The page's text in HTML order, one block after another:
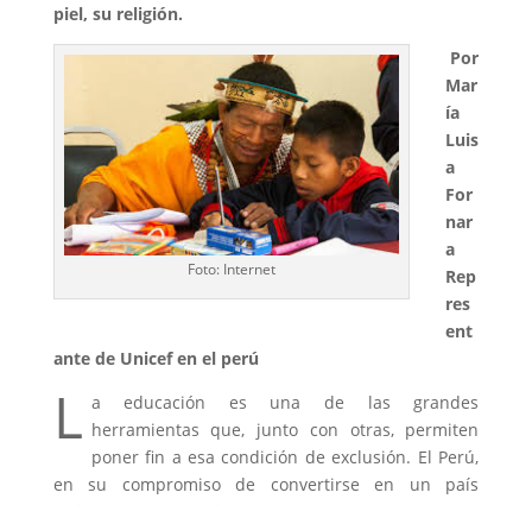
piel, su religión.
Foto: Internet
Por
Mar
ía
Luis
a
For
nar
a
Rep
res
ent
ante de Unicef en el perú
L a educación es una de las grandes
herramientas que, junto con otras, permiten
poner fin a esa condición de exclusión. El Perú,
en su compromiso de convertirse en un país